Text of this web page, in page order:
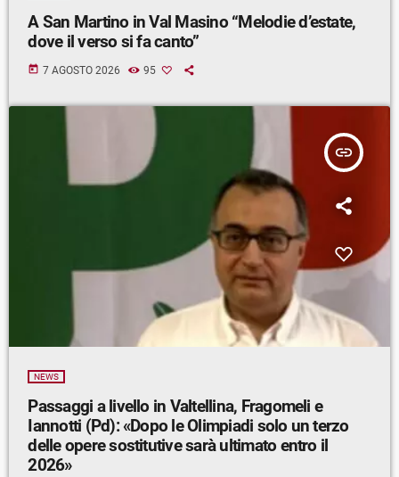
A San Martino in Val Masino “Melodie d’estate,
dove il verso si fa canto”
today 7 AGOSTO 2026 95
insert_link
NEWS
Passaggi a livello in Valtellina, Fragomeli e
Iannotti (Pd): «Dopo le Olimpiadi solo un terzo
delle opere sostitutive sarà ultimato entro il
2026»